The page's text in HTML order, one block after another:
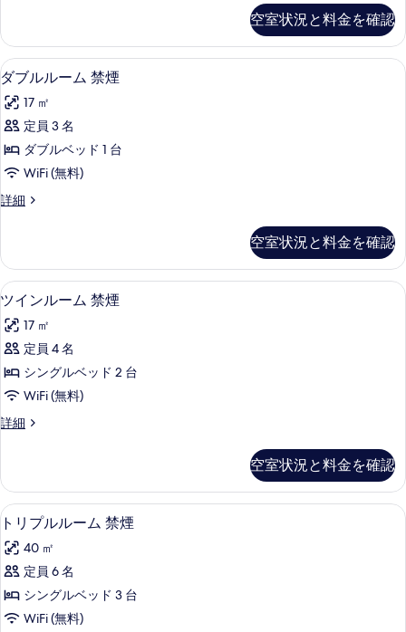
件
煙
の
す
べ
て
の
写
真
示
す
る
ル
ー
ム
禁
煙
の
細
空室状況と料金を確認
ダ
ブ
ル
ル
ー
禁
の
す
べ
て
の
写
真
を
す
る
高級寝具、羽毛の掛け布団、デスク
5
ダブルルーム 禁煙
17 ㎡
定員 3 名
ダブルベッド 1 台
WiFi (無料)
詳細
ダ
ー
ム
禁
の
詳
空室状況と料金を確認
ツ
イ
ン
ル
ー
禁
の
す
べ
て
の
写
真
ツインルーム 禁煙 | 高級寝具、羽毛
5
ツインルーム 禁煙
17 ㎡
定員 4 名
シングルベッド 2 台
WiFi (無料)
詳細
ツ
ー
ム
禁
の
詳
空室状況と料金を確認
ト
リ
プ
ル
ル
トリプルルーム 禁煙 | 高級寝具、羽
5
トリプルルーム 禁煙
40 ㎡
定員 6 名
シングルベッド 3 台
WiFi (無料)